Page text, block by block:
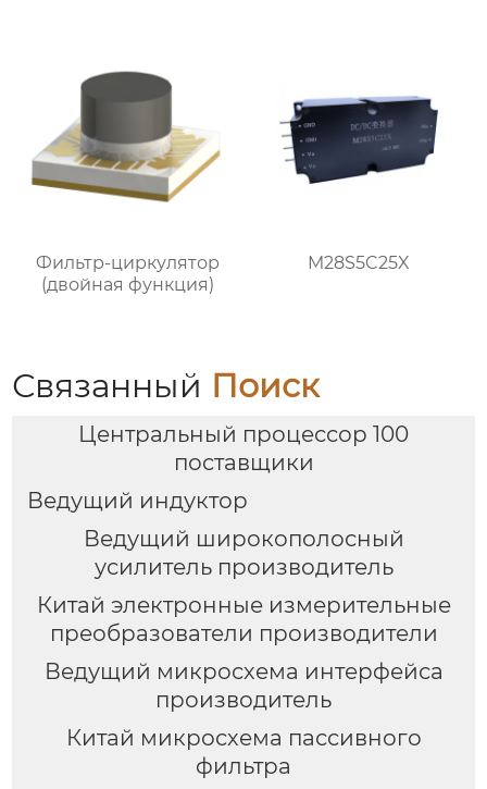
Фильтр-циркулятор
(двойная функция)
M28S5C25X
Связанный Поиск
Центральный процессор 100
поставщики
Ведущий индуктор
Ведущий широкополосный
усилитель производитель
Китай электронные измерительные
преобразователи производители
Ведущий микросхема интерфейса
производитель
Китай микросхема пассивного
фильтра